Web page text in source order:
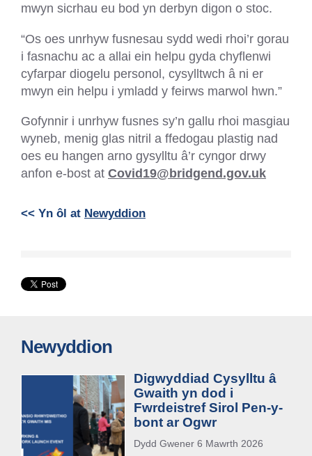
mwyn sicrhau eu bod yn derbyn digon o stoc.
“Os oes unrhyw fusnesau sydd wedi rhoi’r gorau
i fasnachu ac a allai ein helpu gyda chyflenwi
cyfarpar diogelu personol, cysylltwch â ni er
mwyn ein helpu i ymladd y feirws marwol hwn.”
Gofynnir i unrhyw fusnes sy’n gallu rhoi masgiau
wyneb, menig glas nitril a ffedogau plastig nad
oes eu hangen arno gysylltu â’r cyngor drwy
anfon e-bost at Covid19@bridgend.gov.uk
<< Yn ôl at Newyddion
Newyddion
Digwyddiad Cysylltu â
Gwaith yn dod i
Fwrdeistref Sirol Pen-y-
bont ar Ogwr
Dydd Gwener 6 Mawrth 2026